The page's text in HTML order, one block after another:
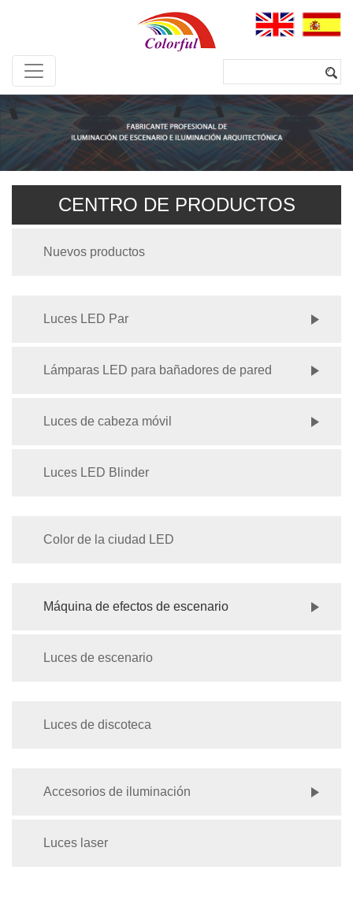
CENTRO DE PRODUCTOS
Nuevos productos
Luces LED Par
Lámparas LED para bañadores de pared
Luces de cabeza móvil
Luces LED Blinder
Color de la ciudad LED
Máquina de efectos de escenario
Luces de escenario
Luces de discoteca
Accesorios de iluminación
Luces laser